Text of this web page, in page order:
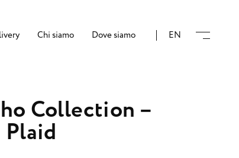
Chi siamo Dove siamo EN
Collection –